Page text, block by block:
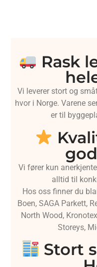
Rask
Vi leverer stort og
hvor i Norge. Varene
er til
Vi fører kun
alltid til
Hos oss finner du
Boen, SAGA Parkett,
North Wood,
Storeys,
Stort